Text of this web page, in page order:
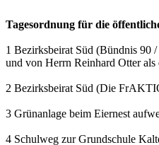
Tagesordnung für die
1 Bezirksbeirat Süd (Bündnis 90
und von Herrn Reinhard Otter
2 Bezirksbeirat Süd (Die
3 Grünanlage beim Eiernest
4 Schulweg zur Grundschule